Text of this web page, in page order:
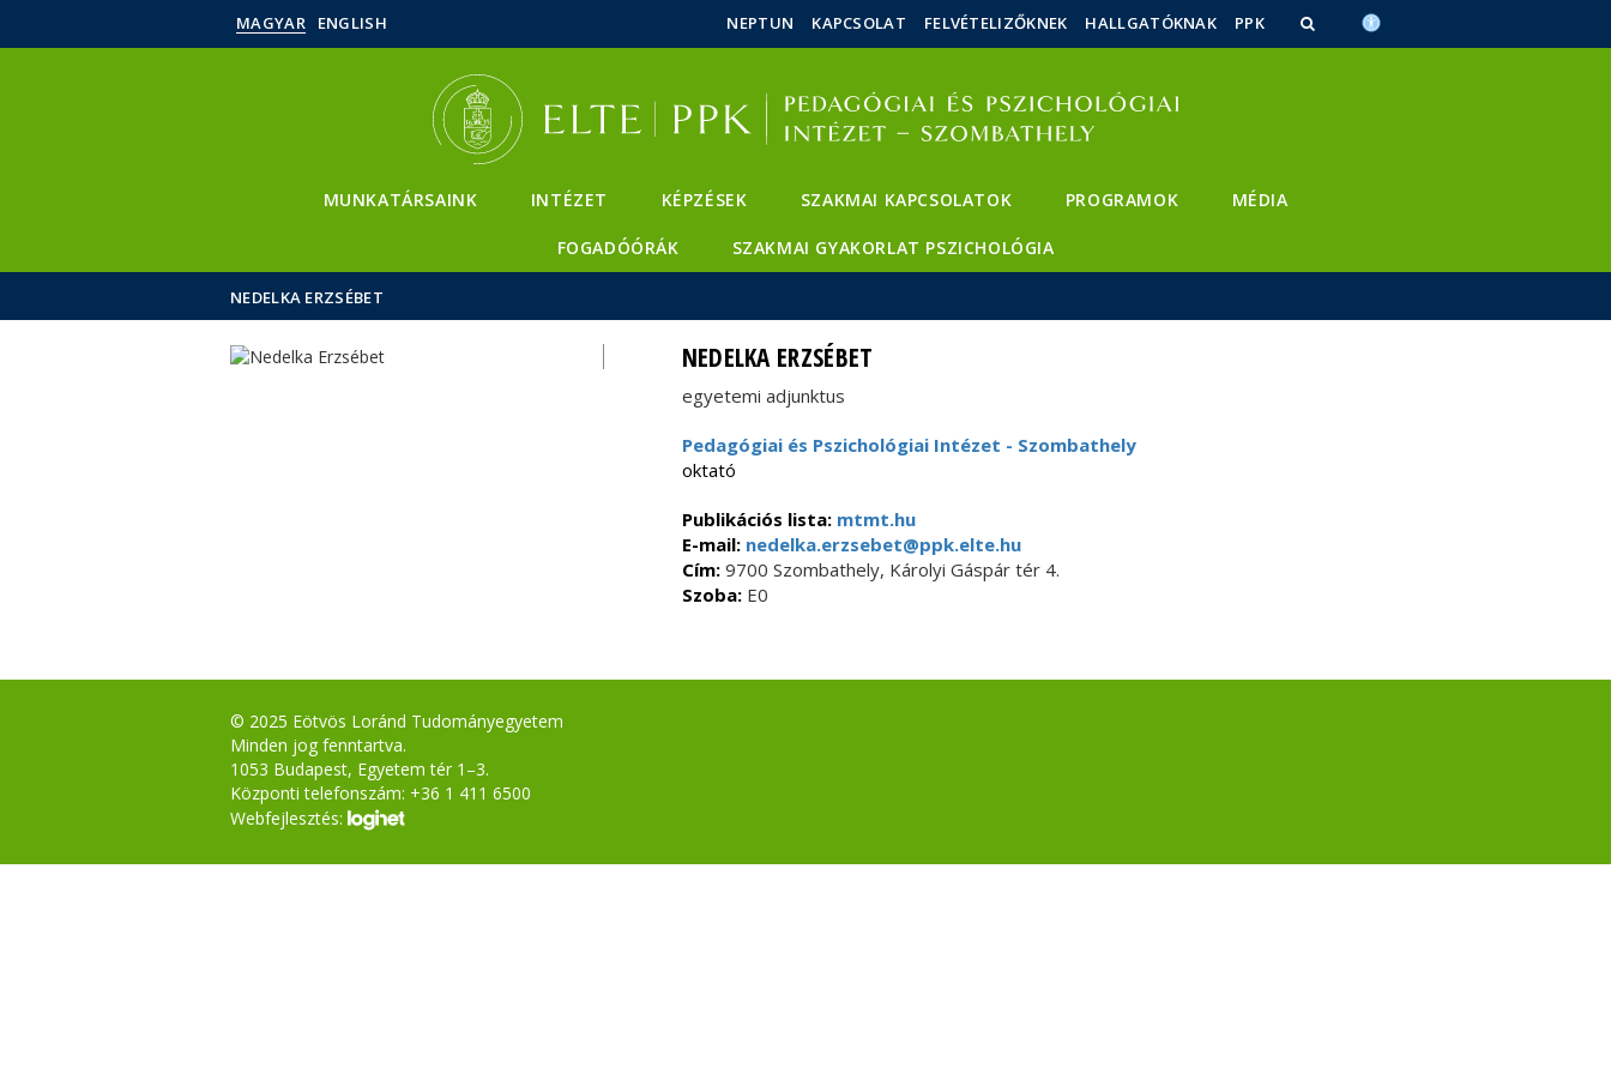
Hírek
Események
ELTE a
MAGYAR ENGLISH NEPTUN KAPCSOLAT FELVÉTELIZŐKNEK HALLGATÓKNAK PPK
MUNKATÁRSAINK INTÉZET KÉPZÉSEK SZAKMAI KAPCSOLATOK PROGRAMOK MÉDIA
FOGADÓÓRÁK SZAKMAI GYAKORLAT PSZICHOLÓGIA
NEDELKA ERZSÉBET
NEDELKA ERZSÉBET
egyetemi adjunktus
Pedagógiai és Pszichológiai Intézet - Szombathely
oktató
Publikációs lista: mtmt.hu
E-mail:nedelka.erzsebet@ppk.elte.hu
Cím:9700 Szombathely, Károlyi Gáspár tér 4.
Szoba:E0
© 2025 Eötvös Loránd Tudományegyetem
Minden jog fenntartva.
1053 Budapest, Egyetem tér 1–3.
Központi telefonszám: +36 1 411 6500
Webfejlesztés: